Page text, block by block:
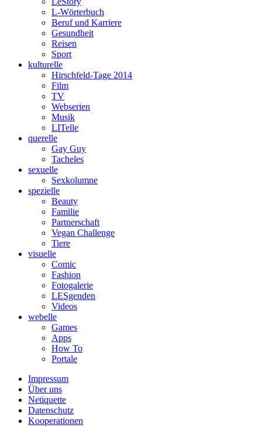
L-Wörterbuch
Beruf und Karriere
Gesundheit
Reisen
Sport
kulturelle
Hirschfeld-Tage 2014
Film
TV
Webserien
Musik
LITelle
querelle
Gay Guy
Tacheles
sexuelle
Sexkolumne
spezielle
Beauty
Familie
Partnerschaft
Vegan Challenge
Tiere
visuelle
Comic
Fashion
Fotogalerie
LESgenden
Videos
webelle
Games
Apps
How To
Portale
Impressum
Über uns
Netiquette
Datenschutz
Kooperationen